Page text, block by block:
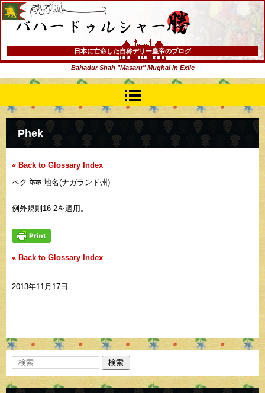
バハードゥルシャー勝(まさる)
日本に亡命した自称デリー皇帝のブログ
Bahadur Shah "Masaru" Mughal in Exile
Phek
« Back to Glossary Index
ペク फेक 地名(ナガランド州)
例外規則16-2を適用。
« Back to Glossary Index
2013年11月17日